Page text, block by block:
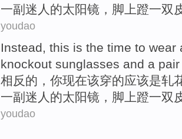
一副 迷人 的太阳镜 ，脚上蹬一双
youdao
Instead, this is the time to wear
knockout sunglasses and a pair
相反的，你现在该穿的应该是轧
一副 迷人 的太阳镜 ，脚上蹬一双
youdao